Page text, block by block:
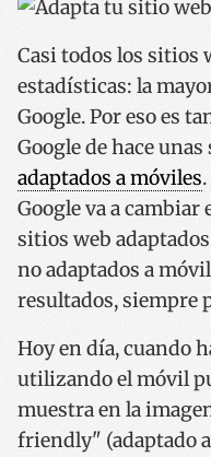
Casi todos los sitios
estadísticas: la
Google. Por eso es
Google de hace unas
adaptados a móviles
Google va a
sitios web
no adaptados a
resultados, siempre
Hoy en día, cuando
utilizando el móvil
muestra en la
friendly" (adaptado